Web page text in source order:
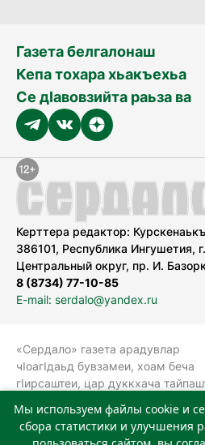
Газета белгалонаш
Кепа тохара хьакъехьа
Се дӀавовзийта раьза ва
Керттера редактор:
386101, Республика Ингушетия,
Центральный округ, пр. И.
8 (8734) 77-10-85
E-mail: serdalo@yandex.ru
«Сердало» газета арадувлар
чIоагIдаьд бувзамеи, хоам беча
гIирсаштеи, цар дуккхача
болхлоша (Роскомнадзор).
Реестровая запись СМИ: ЭЛ №
Мы используем файлы cookie и
сбора статистики и улучшения